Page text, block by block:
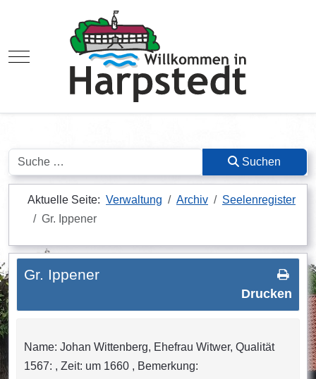
Mobile Menu Toggle
Suchen Suchen
Aktuelle Seite: Verwaltung Archiv
Seelenregister
Gr. Ippener
Drucken
Gr. Ippener
Name: Johan Wittenberg, Ehefrau Witwer, Qualität
1567: , Zeit: um 1660 , Bemerkung: